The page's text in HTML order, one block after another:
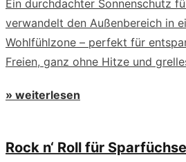
Ein durchdachter Sonnenschutz
verwandelt den Außenbereich in
Wohlfühlzone – perfekt für
Freien, ganz ohne Hitze und
» weiterlesen
Rock n‘ Roll für Sparfüchse